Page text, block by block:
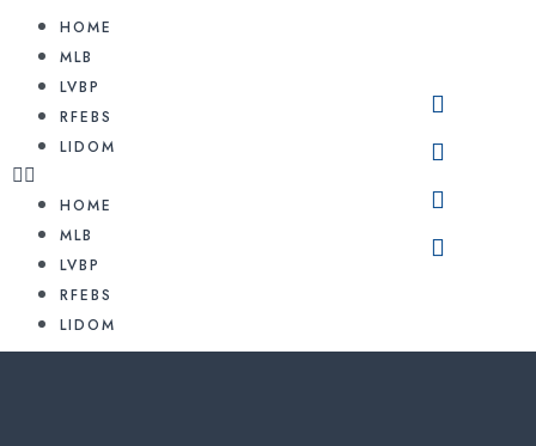
HOME
MLB
LVBP
RFEBS
LIDOM
HOME
MLB
LVBP
RFEBS
LIDOM